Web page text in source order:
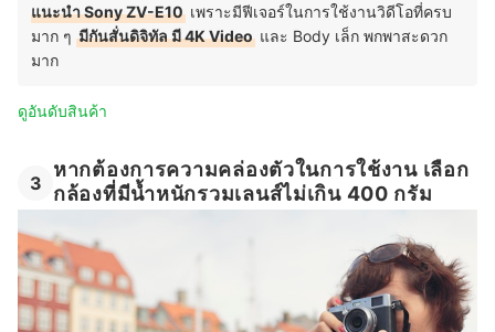
แนะนำ Sony ZV-E10 เพราะมีฟีเจอร์ในการใช้งานวิดีโอที่ครบ
มาก ๆ มีกันสั่นดิจิทัล มี 4K Video และ Body เล็ก พกพาสะดวก
มาก
ดูอันดับสินค้า
3
หากต้องการความคล่องตัวในการใช้งาน เลือก
กล้องที่มีน้ำหนักรวมเลนส์ไม่เกิน 400 กรัม